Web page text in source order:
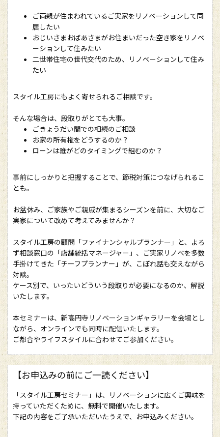
ご両親が住まわれているご実家をリノベーションして同
居したい
おじいさまおばあさまがお住まいだった空き家をリノベ
ーションして住みたい
二世帯住宅の世代交代のため、リノベーションして住み
たい
スタイル工房にもよく寄せられるご相談です。
そんな場合は、段取りがとても大事。
ごきょうだい間での相続のご相談
お家の所有権をどうするのか？
ローンは誰がどのタイミングで組むのか？
事前にしっかりと把握することで、節税対策につなげられるこ
とも。
お盆休み、ご家族やご親戚が集まるシーズンを前に、大切なご
実家について改めて考えてみませんか？
スタイル工房の顧問「ファイナンシャルプランナー」と、よろ
ず相談窓口の「店舗統括マネージャー」、ご実家リノベを多数
手掛けてきた「チーフプランナー」が、こぼれ話も交えながら
対談。
ケース別で、いったいどういう段取りが必要になるのか、解説
いたします。
本セミナーは、新高円寺リノベーションギャラリーを会場とし
ながら、オンラインでも同時に配信いたします。
ご都合やライフスタイルに合わせてご参加ください。
【お申込みの前にご一読ください】
「スタイル工房セミナー」は、リノベーションに広くご興味を
持っていただくために、無料で開催いたします。
下記の内容をご了承いただいたうえで、お申込みください。